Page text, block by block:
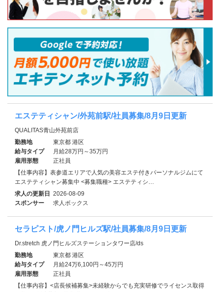
エステティシャン/外苑前駅/社員募集/8月9日更新
QUALITAS青山外苑前店
勤務地
東京都 港区
給与タイプ
月給28万円～35万円
雇用形態
正社員
【仕事内容】表参道エリアで人気の美容エステ付きパーソナルジムにて
エステティシャン募集中 <募集職種> エステティシ…
求人の更新日 2026-08-09
スポンサー
求人ボックス
セラピスト/虎ノ門ヒルズ駅/社員募集/8月9日更新
Dr.stretch 虎ノ門ヒルズステーションタワー店/ds
勤務地
東京都 港区
給与タイプ
月給24万6,100円～45万円
雇用形態
正社員
【仕事内容】<店長候補募集>未経験からでも充実研修でライセンス取得